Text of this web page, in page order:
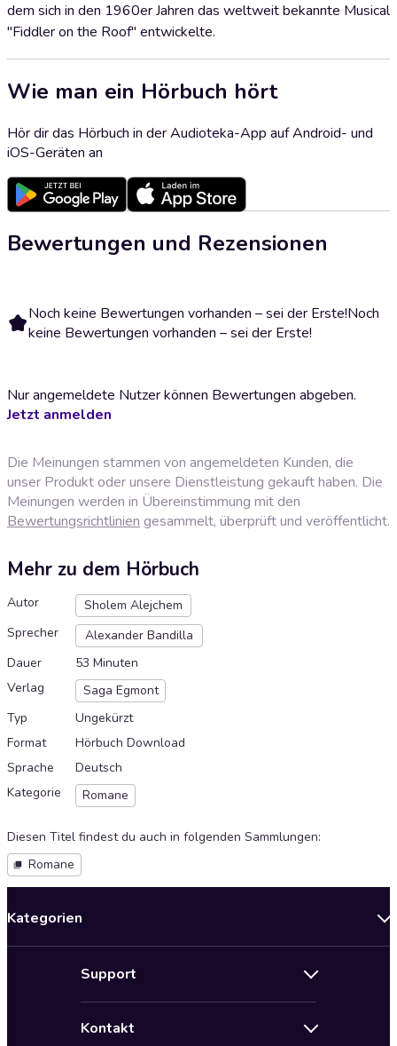
dem sich in den 1960er Jahren das weltweit bekannte Musical
"Fiddler on the Roof" entwickelte.
Wie man ein Hörbuch hört
Hör dir das Hörbuch in der Audioteka-App auf Android- und
iOS-Geräten an
Bewertungen und Rezensionen
Noch keine Bewertungen vorhanden – sei der Erste!Noch
keine Bewertungen vorhanden – sei der Erste!
Nur angemeldete Nutzer können Bewertungen abgeben.
Jetzt anmelden
Die Meinungen stammen von angemeldeten Kunden, die
unser Produkt oder unsere Dienstleistung gekauft haben. Die
Meinungen werden in Übereinstimmung mit den
Bewertungsrichtlinien gesammelt, überprüft und veröffentlicht.
Mehr zu dem Hörbuch
Autor
Sholem Alejchem
Sprecher
Alexander Bandilla
Dauer
53 Minuten
Verlag
Saga Egmont
Typ
Ungekürzt
Format
Hörbuch Download
Sprache
Deutsch
Kategorie
Romane
Diesen Titel findest du auch in folgenden Sammlungen:
Romane
Kategorien
Support
Kontakt